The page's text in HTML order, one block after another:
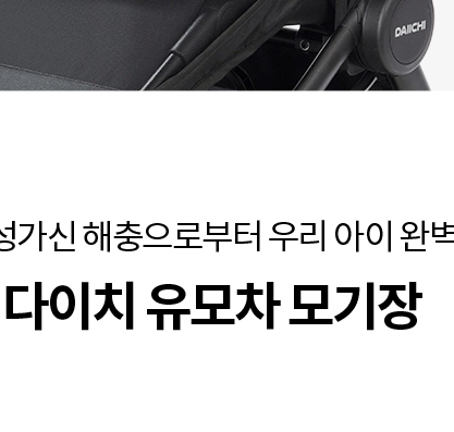
코 라이프 하세요!